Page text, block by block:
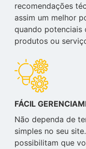
recomendações
assim um melhor
quando potenciais
produtos ou
FÁCIL
Não dependa de
simples no seu
possibilitam que